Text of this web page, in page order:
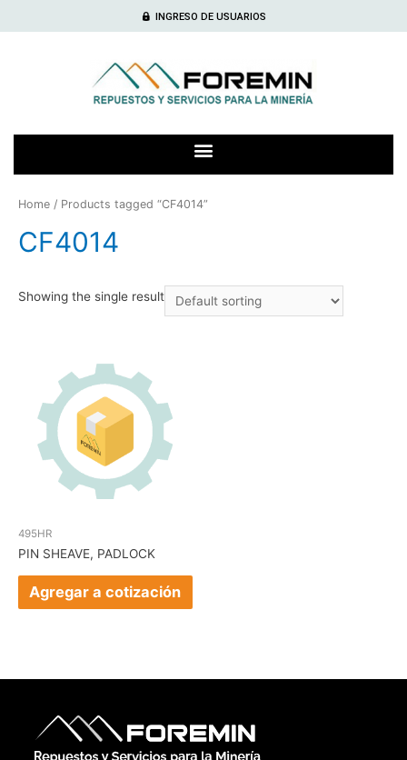
INGRESO DE USUARIOS
Home / Products tagged “CF4014”
CF4014
Showing the single result
495HR
PIN SHEAVE, PADLOCK
Agregar a cotización